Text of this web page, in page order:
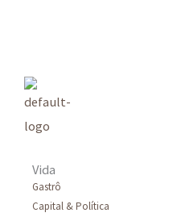
Vida
Gastrô
Capital & Política